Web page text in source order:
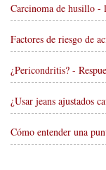
Carcinoma de husillo -
Factores de riesgo de
¿Pericondritis? -
¿Usar jeans ajustados
Cómo entender una